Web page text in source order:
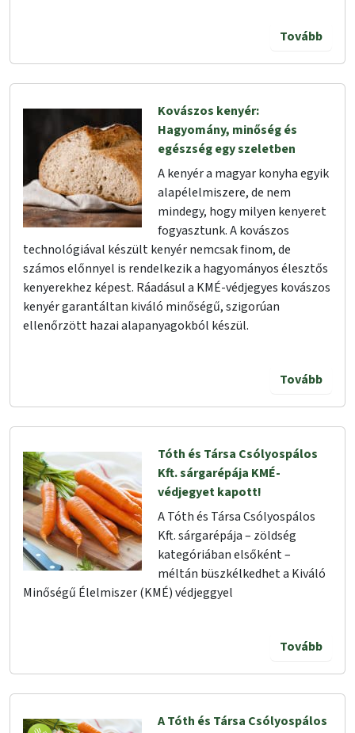
Tovább
Kovászos kenyér:
Hagyomány, minőség és
egészség egy szeletben
A kenyér a magyar konyha egyik
alapélelmiszere, de nem
mindegy, hogy milyen kenyeret
fogyasztunk. A kovászos
technológiával készült kenyér nemcsak finom, de
számos előnnyel is rendelkezik a hagyományos élesztős
kenyerekhez képest. Ráadásul a KMÉ-védjegyes kovászos
kenyér garantáltan kiváló minőségű, szigorúan
ellenőrzött hazai alapanyagokból készül.
Tovább
Tóth és Társa Csólyospálos
Kft. sárgarépája KMÉ-
védjegyet kapott!
A Tóth és Társa Csólyospálos
Kft. sárgarépája – zöldség
kategóriában elsőként –
méltán büszkélkedhet a Kiváló
Minőségű Élelmiszer (KMÉ) védjeggyel
Tovább
A Tóth és Társa Csólyospálos